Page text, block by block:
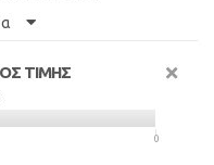
ΤΙΜΗΣ
0